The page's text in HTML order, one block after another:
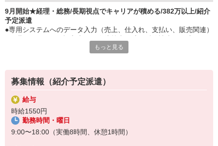
9月開始★経理・総務/長期視点でキャリアが積める/382万以上/紹介
予定派遣
●専用システムへのデータ入力（売上、仕入れ、支払い、販売関連）
●請求書の発行、銀行対応（先輩の同席有）
c）
●電話対応・メール対応など
もっと見る
募集情報（紹介予定派遣）
給与
時給1550円
勤務時間・曜日
9:00〜18:00（実働8時間、休憩1時間）